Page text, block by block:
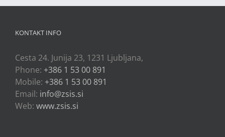
KONTAKT INFO
Cesta 24. Junija 23, 1231 Ljubljana,
Phone: +386 1 53 00 891
Mobile: +386 1 53 00 891
Email: info@zsis.si
Web: www.zsis.si